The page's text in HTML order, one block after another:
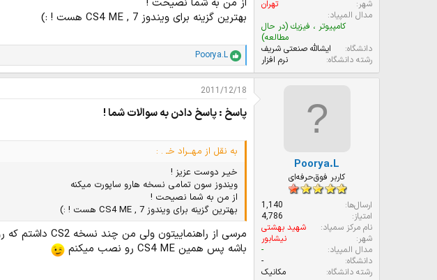
شهر
تهران
مدال المپیاد
كامپيوتر ، فيزيك (در حال
مطالعه)
دانشگاه
ایشالله صنعتى شریف
رشته دانشگاه
نرم افزار
از من به شما نصیحت !
بهترین گزینه برای ویندوز 7 , CS4 ME هست ! :)
ا
م
ت
ی
ز
ت
Poorya.L
Poorya.L
کاربر فوق‌حرفه‌ای
ارسال‌ها
1,140
امتیاز
4,786
نام مرکز سمپاد
شهید بهشتی
شهر
نیشابور
مدال المپیاد
-
دانشگاه
-
رشته دانشگاه
مکانیک
2011/12/18
پاسخ : پاسخ دادن به سوالات شما !
به نقل از مهــراد خـ . :
خیـر دوست عزیز !
ویندوز سون تمامی نسخه هارو ساپورت میکنه
از من به شما نصیحت !
بهترین گزینه برای ویندوز 7 , CS4 ME هست ! :)
مرسی از راهنماییتون ولی من چند نسخه CS2 داشتم که رو xp درست کار میکردن ولی هیچ کدون رو 7 نصب نشد
باشه پس همین CS4 ME رو نصب میکنم